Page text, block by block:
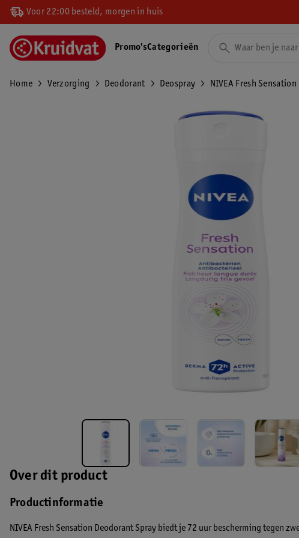
Voor 22:00 besteld, morgen in huis
Promo'sCategorieën
Home Verzorging Deodorant Deospray NIVEA Fresh
Over dit product
Productinformatie
NIVEA Fresh Sensation Deodorant Spray biedt je 72 uur bescherming tegen